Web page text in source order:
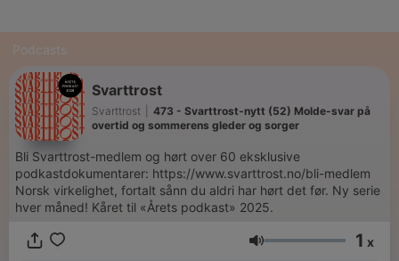
Podcasts
Svarttrost
Svarttrost
473 - Svarttrost-nytt (52) Molde-svar på
overtid og sommerens gleder og sorger
Bli Svarttrost-medlem og hørt over 60 eksklusive
podkastdokumentarer: https://www.svarttrost.no/bli-medlem
Norsk virkelighet, fortalt sånn du aldri har hørt det før. Ny serie
hver måned! Kåret til «Årets podkast» 2025.
Volum 1 x